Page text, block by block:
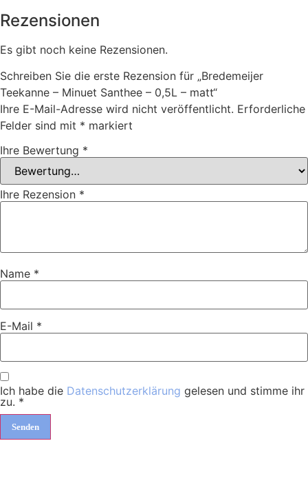
Rezensionen
Es gibt noch keine Rezensionen.
Schreiben Sie die erste Rezension für „Bredemeijer
Teekanne – Minuet Santhee – 0,5L – matt“
Ihre E-Mail-Adresse wird nicht veröffentlicht. Erforderliche
Felder sind mit * markiert
Ihre Bewertung *
Ihre Rezension *
Name *
E-Mail *
Ich habe die Datenschutzerklärung gelesen und stimme ihr
zu. *